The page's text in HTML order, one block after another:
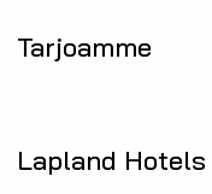
Tarjoamme
Lapland Hotels